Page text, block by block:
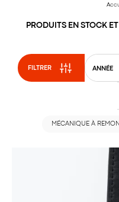
PRODUITS EN STOCK
FILTRER ANNÉE
MÉCANIQUE À